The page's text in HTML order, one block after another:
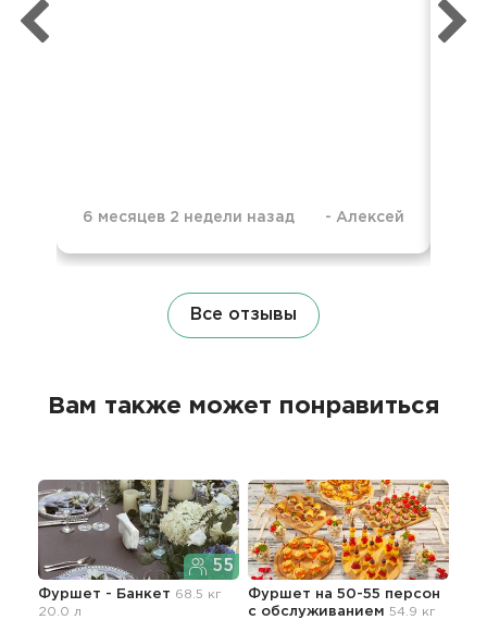
6 месяцев 2 недели назад - Алексей
Все отзывы
Вам также может понравиться
55
Фуршет - Банкет 68.5 кг
20.0 л
Фуршет на 50-55 персон
с обслуживанием 54.9 кг